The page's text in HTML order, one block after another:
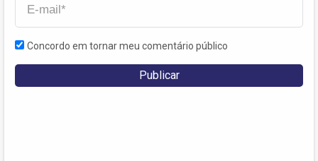
Concordo em tornar meu comentário público